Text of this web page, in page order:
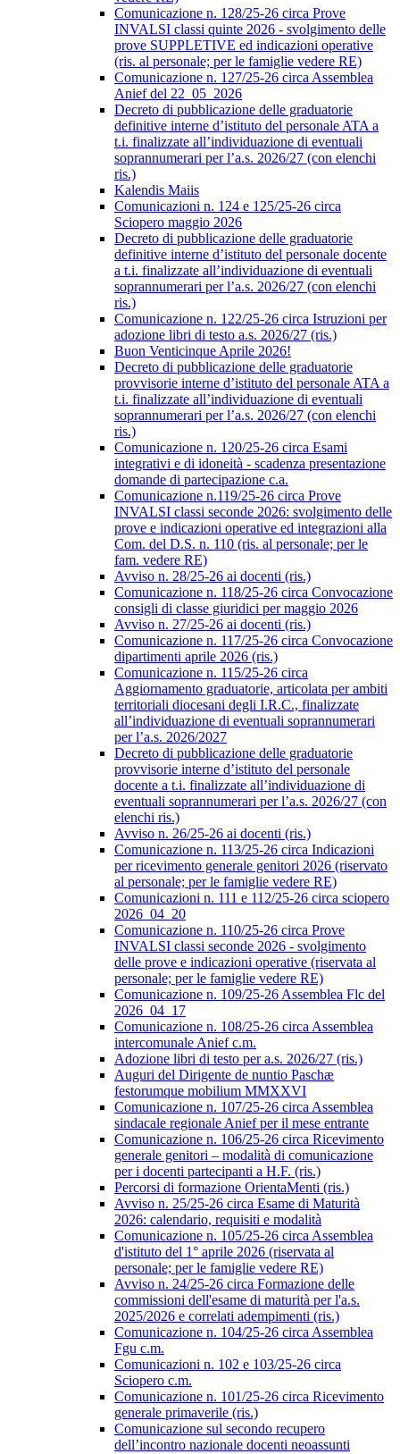
Comunicazione n. 128/25-26 circa Prove
INVALSI classi quinte 2026 - svolgimento delle
prove SUPPLETIVE ed indicazioni operative
(ris. al personale; per le famiglie vedere RE)
Comunicazione n. 127/25-26 circa Assemblea
Anief del 22_05_2026
Decreto di pubblicazione delle graduatorie
definitive interne d’istituto del personale ATA a
t.i. finalizzate all’individuazione di eventuali
soprannumerari per l’a.s. 2026/27 (con elenchi
ris.)
Kalendis Maiis
Comunicazioni n. 124 e 125/25-26 circa
Sciopero maggio 2026
Decreto di pubblicazione delle graduatorie
definitive interne d’istituto del personale docente
a t.i. finalizzate all’individuazione di eventuali
soprannumerari per l’a.s. 2026/27 (con elenchi
ris.)
Comunicazione n. 122/25-26 circa Istruzioni per
adozione libri di testo a.s. 2026/27 (ris.)
Buon Venticinque Aprile 2026!
Decreto di pubblicazione delle graduatorie
provvisorie interne d’istituto del personale ATA a
t.i. finalizzate all’individuazione di eventuali
soprannumerari per l’a.s. 2026/27 (con elenchi
ris.)
Comunicazione n. 120/25-26 circa Esami
integrativi e di idoneità - scadenza presentazione
domande di partecipazione c.a.
Comunicazione n.119/25-26 circa Prove
INVALSI classi seconde 2026: svolgimento delle
prove e indicazioni operative ed integrazioni alla
Com. del D.S. n. 110 (ris. al personale; per le
fam. vedere RE)
Avviso n. 28/25-26 ai docenti (ris.)
Comunicazione n. 118/25-26 circa Convocazione
consigli di classe giuridici per maggio 2026
Avviso n. 27/25-26 ai docenti (ris.)
Comunicazione n. 117/25-26 circa Convocazione
dipartimenti aprile 2026 (ris.)
Comunicazione n. 115/25-26 circa
Aggiornamento graduatorie, articolata per ambiti
territoriali diocesani degli I.R.C., finalizzate
all’individuazione di eventuali soprannumerari
per l’a.s. 2026/2027
Decreto di pubblicazione delle graduatorie
provvisorie interne d’istituto del personale
docente a t.i. finalizzate all’individuazione di
eventuali soprannumerari per l’a.s. 2026/27 (con
elenchi ris.)
Avviso n. 26/25-26 ai docenti (ris.)
Comunicazione n. 113/25-26 circa Indicazioni
per ricevimento generale genitori 2026 (riservato
al personale; per le famiglie vedere RE)
Comunicazioni n. 111 e 112/25-26 circa sciopero
2026_04_20
Comunicazione n. 110/25-26 circa Prove
INVALSI classi seconde 2026 - svolgimento
delle prove e indicazioni operative (riservata al
personale; per le famiglie vedere RE)
Comunicazione n. 109/25-26 Assemblea Flc del
2026_04_17
Comunicazione n. 108/25-26 circa Assemblea
intercomunale Anief c.m.
Adozione libri di testo per a.s. 2026/27 (ris.)
Auguri del Dirigente de nuntio Paschæ
festorumque mobilium MMXXVI
Comunicazione n. 107/25-26 circa Assemblea
sindacale regionale Anief per il mese entrante
Comunicazione n. 106/25-26 circa Ricevimento
generale genitori – modalità di comunicazione
per i docenti partecipanti a H.F. (ris.)
Percorsi di formazione OrientaMenti (ris.)
Avviso n. 25/25-26 circa Esame di Maturità
2026: calendario, requisiti e modalità
Comunicazione n. 105/25-26 circa Assemblea
d'istituto del 1° aprile 2026 (riservata al
personale; per le famiglie vedere RE)
Avviso n. 24/25-26 circa Formazione delle
commissioni dell'esame di maturità per l'a.s.
2025/2026 e correlati adempimenti (ris.)
Comunicazione n. 104/25-26 circa Assemblea
Fgu c.m.
Comunicazioni n. 102 e 103/25-26 circa
Sciopero c.m.
Comunicazione n. 101/25-26 circa Ricevimento
generale primaverile (ris.)
Comunicazione sul secondo recupero
dell’incontro nazionale docenti neoassunti